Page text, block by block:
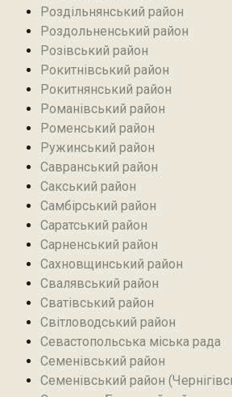
Роздільнянський район
Роздольненський район
Розівський район‎
Рокитнівський район
Рокитнянський район
Романівський район‎
Роменський район
Ружинський район
Савранський район‎
Сакський район
Самбірський район
Саратський район‎
Сарненський район
Сахновщинський район
Свалявський район
Сватівський район
Світловодський район
Севастопольська міська рада
Семенівський район
Семенівський район